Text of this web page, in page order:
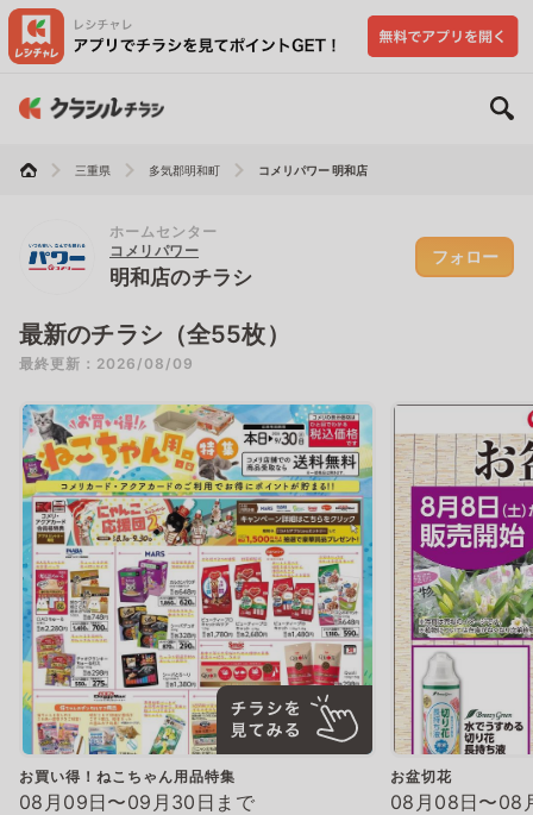
三重県 多気郡明和町 コメリパワー 明和店
ホームセンター
コメリパワー
明和店のチラシ
フォロー
最新のチラシ（全55枚）
最終更新：2026/08/09
お買い得！ねこちゃん用品特集
08月09日〜09月30日まで
お盆切花
08月08日〜08